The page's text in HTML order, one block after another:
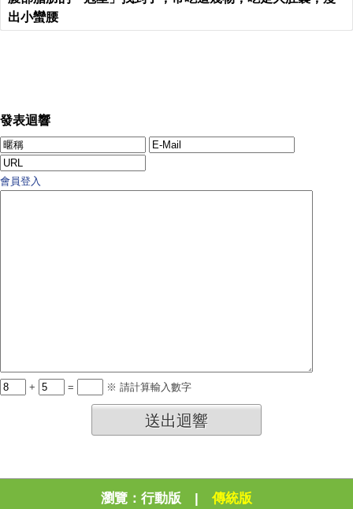
出小蠻腰
發表迴響
會員登入
+ = ※ 請計算輸入數字
送出迴響
瀏覽： 行動版 | 傳統版